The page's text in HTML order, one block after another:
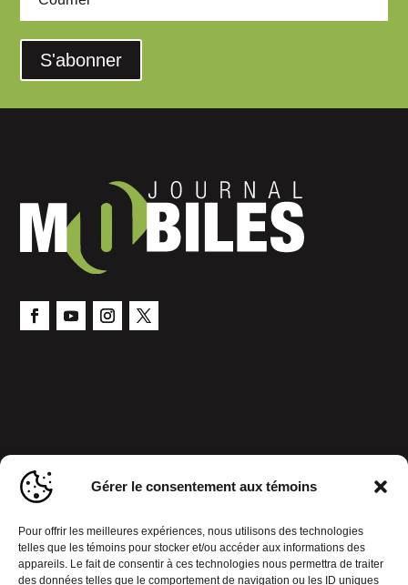
Gérer le consentement aux témoins
Pour offrir les meilleures expériences, nous utilisons des technologies
telles que les témoins pour stocker et/ou accéder aux informations des
appareils. Le fait de consentir à ces technologies nous permettra de traiter
des données telles que le comportement de navigation ou les ID uniques
S'abonner